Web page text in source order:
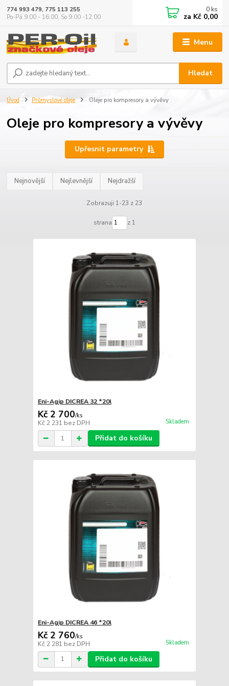
Menu
Hledat
774 993 479, 775 113 255
Po-Pá 9.00 - 16.00, So 9.00 -12.00
0 ks
za Kč 0,00
Úvod Průmyslové oleje Oleje pro kompresory a vývěvy
Oleje pro kompresory a vývěvy
Upřesnit parametry
Nejnovější Nejlevnější Nejdražší
Zobrazuji 1-23 z 23
strana z 1
Eni-Agip DICREA 32 *20l
Kč 2 700/ks
Kč 2 231 bez DPH Skladem
Přidat do košíku
Eni-Agip DICREA 46 *20l
Kč 2 760/ks
Kč 2 281 bez DPH Skladem
Přidat do košíku